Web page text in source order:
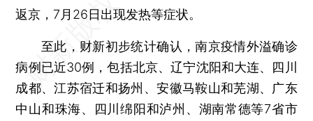
返京，7月26日出现发热等症状。
至此，财新初步统计确认，南京疫情外溢确诊
病例已近30例，包括北京、辽宁沈阳和大连、四川
成都、江苏宿迁和扬州、安徽马鞍山和芜湖、广东
中山和珠海、四川绵阳和泸州、湖南常德等7省市